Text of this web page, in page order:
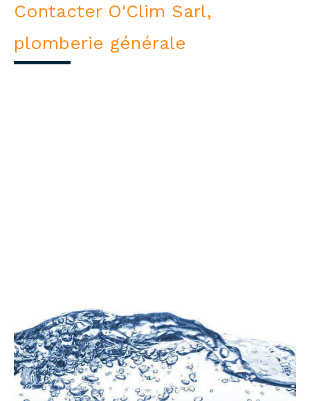
Contacter O'Clim Sarl,
plomberie générale